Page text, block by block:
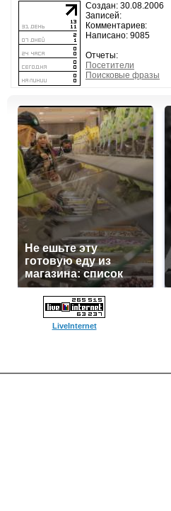
Создан: 30.08.2006
Записей:
Комментариев:
Написано: 9085
Отчеты:
Посетители
Поисковые фразы
Не ешьте эту
готовую еду из
магазина: список
LiveInternet